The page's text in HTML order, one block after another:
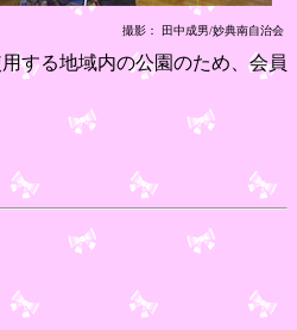
撮影： 田中成男/妙典南自治会
する地域内の公園のため、会員